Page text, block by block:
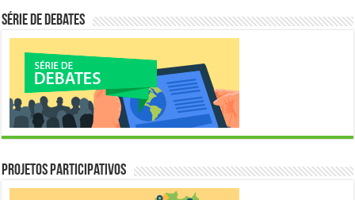
Série de Debates
Projetos Participativos